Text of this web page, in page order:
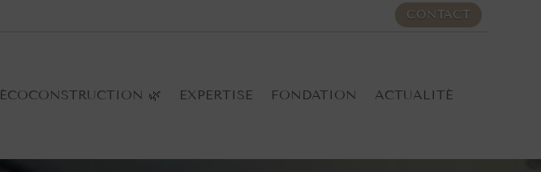
CONTACT
ÉCOCONSTRUCTION 🌿 EXPERTISE FONDATION ACTUALITÉ